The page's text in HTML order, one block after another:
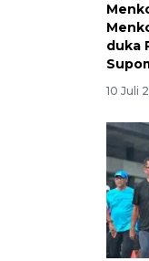
duka
10 Juli